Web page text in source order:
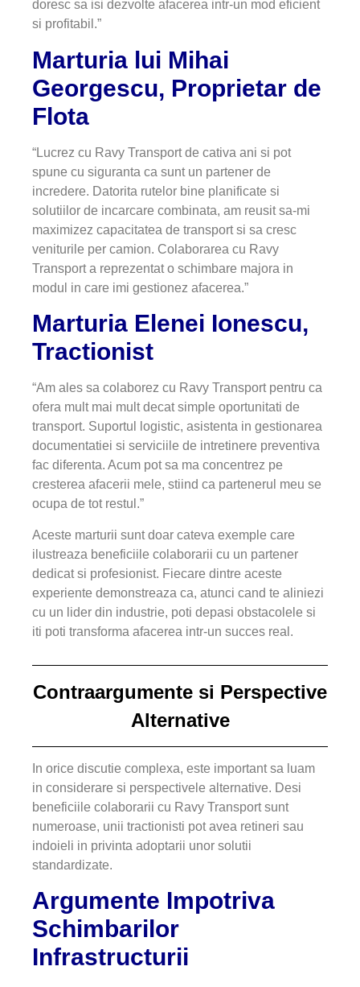
doresc sa isi dezvolte afacerea intr-un mod eficient
si profitabil.”
Marturia lui Mihai
Georgescu, Proprietar de
Flota
“Lucrez cu Ravy Transport de cativa ani si pot
spune cu siguranta ca sunt un partener de
incredere. Datorita rutelor bine planificate si
solutiilor de incarcare combinata, am reusit sa-mi
maximizez capacitatea de transport si sa cresc
veniturile per camion. Colaborarea cu Ravy
Transport a reprezentat o schimbare majora in
modul in care imi gestionez afacerea.”
Marturia Elenei Ionescu,
Tractionist
“Am ales sa colaborez cu Ravy Transport pentru ca
ofera mult mai mult decat simple oportunitati de
transport. Suportul logistic, asistenta in gestionarea
documentatiei si serviciile de intretinere preventiva
fac diferenta. Acum pot sa ma concentrez pe
cresterea afacerii mele, stiind ca partenerul meu se
ocupa de tot restul.”
Aceste marturii sunt doar cateva exemple care
ilustreaza beneficiile colaborarii cu un partener
dedicat si profesionist. Fiecare dintre aceste
experiente demonstreaza ca, atunci cand te aliniezi
cu un lider din industrie, poti depasi obstacolele si
iti poti transforma afacerea intr-un succes real.
Contraargumente si Perspective
Alternative
In orice discutie complexa, este important sa luam
in considerare si perspectivele alternative. Desi
beneficiile colaborarii cu Ravy Transport sunt
numeroase, unii tractionisti pot avea retineri sau
indoieli in privinta adoptarii unor solutii
standardizate.
Argumente Impotriva
Schimbarilor
Infrastructurii